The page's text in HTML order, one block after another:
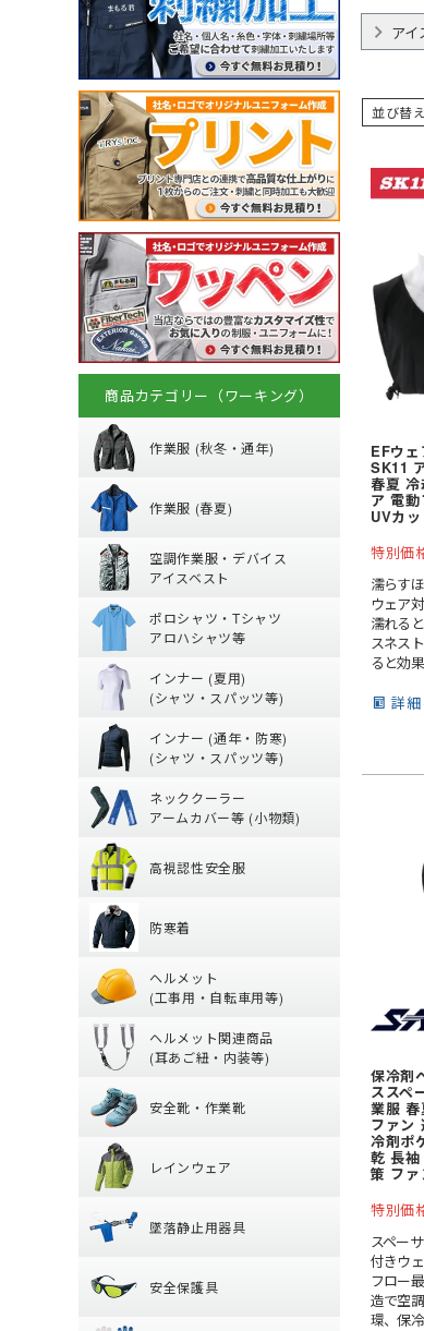
薬品対応
ウェイター
アイ
並び替え
EFウ
SK11
春夏 冷
ア 電
UVカ
特別価
濡らす
ウェア
濡れる
スネス
ると効
詳
保冷剤
ススペ
業服 春
ファン
冷剤ポ
乾 長
策 フ
特別価
スペー
付きウ
フロー
造で空
環、保
商品カテゴリー（ワーキング）
作業服 (秋冬・通年)
(秋冬・
(秋冬
(秋冬・
防寒ウ
トレー
作業服 (春夏)
春夏作
【特集
(春夏)
鳶服
ジャージ
空調作業服・デバイス
アイスベスト
空調
空調ベ
空調ブ
つなぎ
ポロシャツ・Tシャツ
アロハシャツ等
ポロシ
ポロシ
(春夏)
インナー (夏用)
(シャツ・スパッツ等)
夏用イ
(夏用)
インナー (通年・防寒)
(シャツ・スパッツ等)
通年・
(通年)
(通年)
(冬用)
ネッククーラー
アームカバー等 (小物類)
ネック
【特集
アーム
ヘッド
帽子・
高視認性安全服
高視認
【特集
腿ポケ
防寒着
防寒ジ
防寒パ
防寒イ
ヘルメット
(工事用・自転車用等)
ヘルメ
クリア
MPタイ
軽作業帽
折りた
レディ
ヘルメット関連商品
(耳あご紐・内装等)
ヘルメ
耳紐・
内装 (着
帽章
防災面(
クリー
熱中症
安全靴・作業靴
安全靴
ハイカ
ローカ
ブーツ
ルーム
オーバ
レインウェア
レイン
ヤッケ
レイン
レイン
墜落静止用器具
【特集
器具 (
ハーネ
安全保護具
安全保
保護メ
軍手